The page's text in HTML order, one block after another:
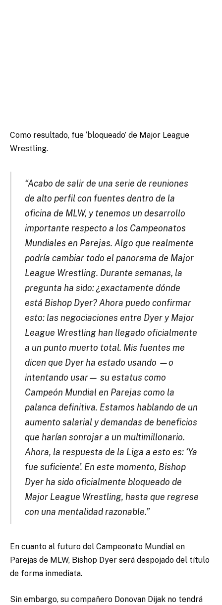
Como resultado, fue ‘bloqueado’ de Major League
Wrestling.
“Acabo de salir de una serie de reuniones
de alto perfil con fuentes dentro de la
oficina de MLW, y tenemos un desarrollo
importante respecto a los Campeonatos
Mundiales en Parejas. Algo que realmente
podría cambiar todo el panorama de Major
League Wrestling. Durante semanas, la
pregunta ha sido: ¿exactamente dónde
está Bishop Dyer? Ahora puedo confirmar
esto: las negociaciones entre Dyer y Major
League Wrestling han llegado oficialmente
a un punto muerto total. Mis fuentes me
dicen que Dyer ha estado usando —o
intentando usar— su estatus como
Campeón Mundial en Parejas como la
palanca definitiva. Estamos hablando de un
aumento salarial y demandas de beneficios
que harían sonrojar a un multimillonario.
Ahora, la respuesta de la Liga a esto es: ‘Ya
fue suficiente’. En este momento, Bishop
Dyer ha sido oficialmente bloqueado de
Major League Wrestling, hasta que regrese
con una mentalidad razonable.”
En cuanto al futuro del Campeonato Mundial en
Parejas de MLW, Bishop Dyer será despojado del título
de forma inmediata.
Sin embargo, su compañero Donovan Dijak no tendrá